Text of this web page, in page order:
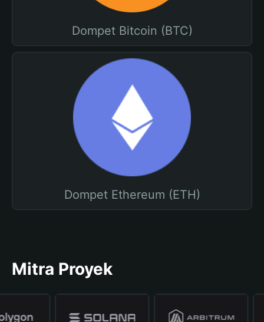
Dompet Bitcoin (BTC)
Dompet Ethereum (ETH)
Mitra Proyek